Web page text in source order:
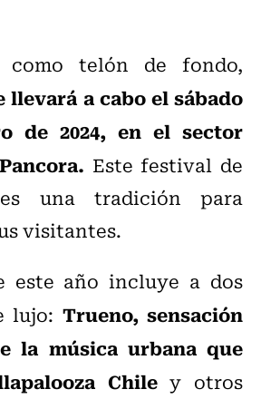
telón de fondo,
llevará a cabo el sábado
de 2024, en el sector
Este festival de
una tradición para
visitantes.
este año incluye a dos
lujo: Trueno, sensación
la música urbana que
Chiley otros